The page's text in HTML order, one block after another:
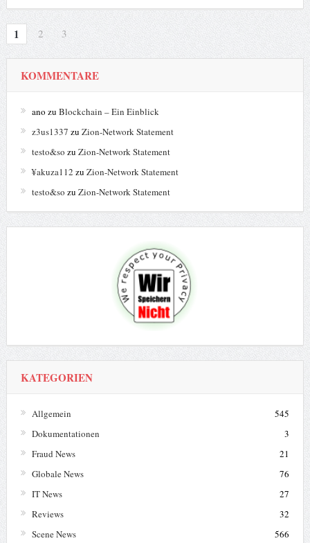
1 2 3
KOMMENTARE
ano zu Blockchain – Ein Einblick
z3us1337 zu Zion-Network Statement
testo&so zu Zion-Network Statement
¥akuza112 zu Zion-Network Statement
testo&so zu Zion-Network Statement
KATEGORIEN
Allgemein
545
Dokumentationen
3
Fraud News
21
Globale News
76
IT News
27
Reviews
32
Scene News
566